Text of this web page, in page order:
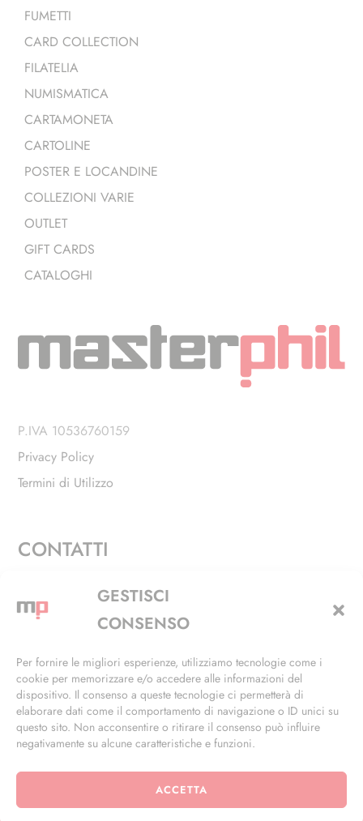
GESTISCI
CONSENSO
Per fornire le migliori esperienze, utilizziamo tecnologie come i
cookie per memorizzare e/o accedere alle informazioni del
dispositivo. Il consenso a queste tecnologie ci permetterà di
elaborare dati come il comportamento di navigazione o ID unici su
questo sito. Non acconsentire o ritirare il consenso può influire
negativamente su alcune caratteristiche e funzioni.
ACCETTA
FUMETTI
CARD COLLECTION
FILATELIA
NUMISMATICA
CARTAMONETA
CARTOLINE
POSTER E LOCANDINE
COLLEZIONI VARIE
OUTLET
GIFT CARDS
CATALOGHI
P.IVA 10536760159
Privacy Policy
Termini di Utilizzo
CONTATTI
Via Alfieri, 27 - Trezzano Sul Naviglio (MI)
+39 02 4846 3155
info@masterphil.it